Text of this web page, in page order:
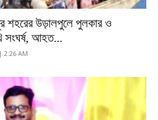
শহরের উড়ালপুলে পুলকার ও
সংঘর্ষ, আহত...
2:26 AM